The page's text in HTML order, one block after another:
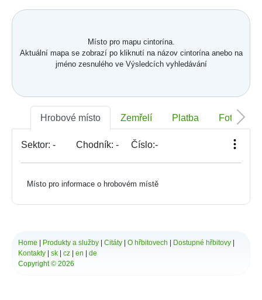
Místo pro mapu cintorína.
Aktuální mapa se zobrazí po kliknutí na názov cintorína anebo na
jméno zesnulého ve Výsledcích vyhledávání
Hrobové místo Zemřelí Platba Foto
Sektor: - Chodník: - Číslo:-
Místo pro informace o hrobovém místě
Home Produkty a služby Citáty O hřbitovech Dostupné hřbitovy
Kontakty
sk cz en
de
Copyright © 2026